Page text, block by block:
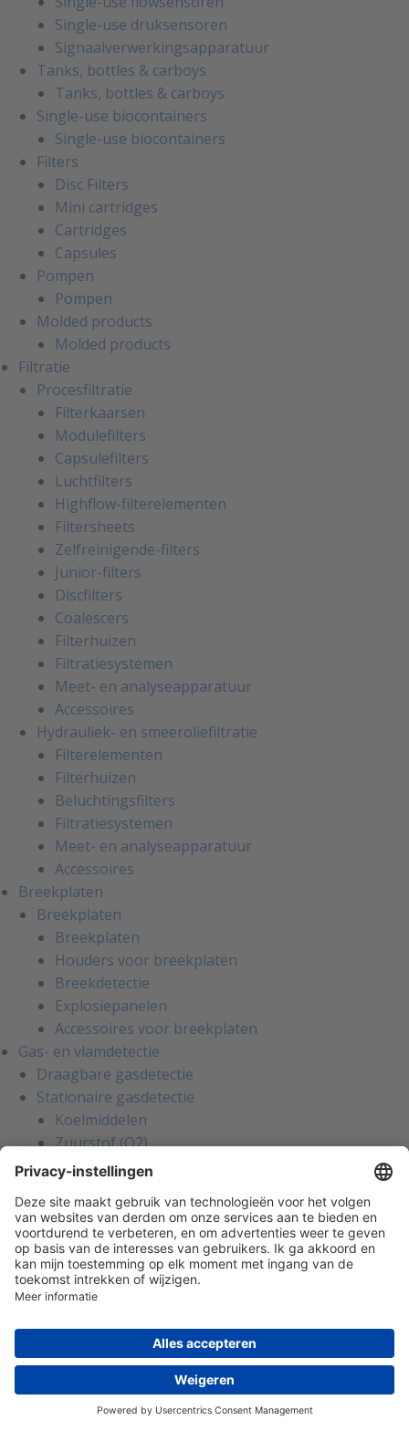
Single-use druksensoren
Signaalverwerkingsapparatuur
Tanks, bottles & carboys
Tanks, bottles & carboys
Single-use biocontainers
Single-use biocontainers
Filters
Disc Filters
Mini cartridges
Cartridges
Capsules
Pompen
Pompen
Molded products
Molded products
Filtratie
Procesfiltratie
Filterkaarsen
Modulefilters
Capsulefilters
Luchtfilters
Highflow-filterelementen
Filtersheets
Zelfreinigende-filters
Junior-filters
Discfilters
Coalescers
Filterhuizen
Filtratiesystemen
Meet- en analyseapparatuur
Accessoires
Hydrauliek- en smeeroliefiltratie
Filterelementen
Filterhuizen
Beluchtingsfilters
Filtratiesystemen
Meet- en analyseapparatuur
Accessoires
Breekplaten
Breekplaten
Breekplaten
Houders voor breekplaten
Breekdetectie
Explosiepanelen
Accessoires voor breekplaten
Gas- en vlamdetectie
Draagbare gasdetectie
Stationaire gasdetectie
Koelmiddelen
Zuurstof (O2)
Brandbaar (LEL)
Overige gassen
Vlamdetectie
Gaslekdetectie
Systemen
Gebouwautomatisering
Regelingen en thermostaten
Externe ruimteregelaars
Industriële thermostaten
Ruimtebedieningsunits
Ruimteregelaars